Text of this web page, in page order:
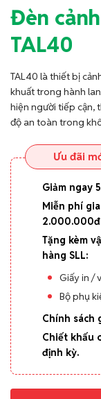
Đèn
TAL40
TAL40 là thiết bị
khuất trong hành
hiện người tiếp cận,
độ an toàn trong
Ưu đãi
Giảm ngay
Miễn phí
Tặng kèm
hàng SLL:
Giấy in /
Bộ phụ
Chính sách
Chiết khấu
định kỳ.